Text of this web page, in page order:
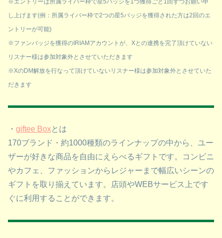
※エントリーは所属ライバー枠で星5バッジを1つ獲得ごと1回ずつお願い申
し上げます(例：所属ライバー枠で2つの星5バッジを獲得された方は2回のエ
ントリーが可能)
※ファンバッジを獲得のIRIAMアカウントが、Xとの連携を完了頂けていない
リスナー様は参加対象外とさせていただきます
※XのDM解放を行なって頂けていないリスナー様は参加対象外とさせていた
だきます
・ giftee Boxとは
170ブランド・約1000種類のラインナップの中から、ユー
ザーが好きな商品を自由にえらべるギフトです。コンビニ
やカフェ、ファッションからレジャーまで幅広いシーンの
ギフトを取り揃えています。店頭やWEBサービス上です
ぐに利用することができます。